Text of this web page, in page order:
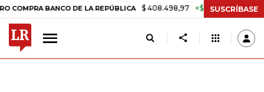
BANCO DE LA REPÚBLICA $ 408.498,97 +$ 8.753,81 +2,19% TASA
SUSCRÍBASE